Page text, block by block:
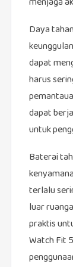
Daya
dapat
harus
dapat
untuk
Baterai
terlalu
luar
praktis
Watch Fit